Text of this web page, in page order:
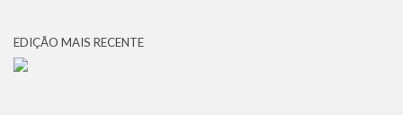
EDIÇÃO MAIS RECENTE